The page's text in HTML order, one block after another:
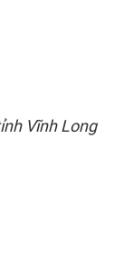
Vĩnh Long